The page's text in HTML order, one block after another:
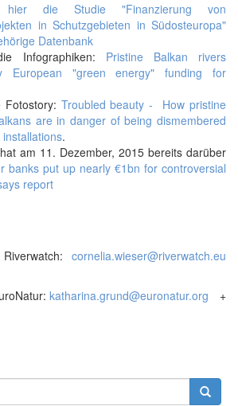
die Studie "Finanzierung von
in Schutzgebieten in Südosteuropa"
Datenbank
Infographiken: Pristine Balkan rivers
European "green energy" funding for
Fotostory: Troubled beauty - How pristine
are in danger of being dismembered
.
am 11. Dezember, 2015 bereits darüber
banks put up nearly €1bn for controversial
report
cornelia.wieser@riverwatch.eu
katharina.grund@euronatur.org +